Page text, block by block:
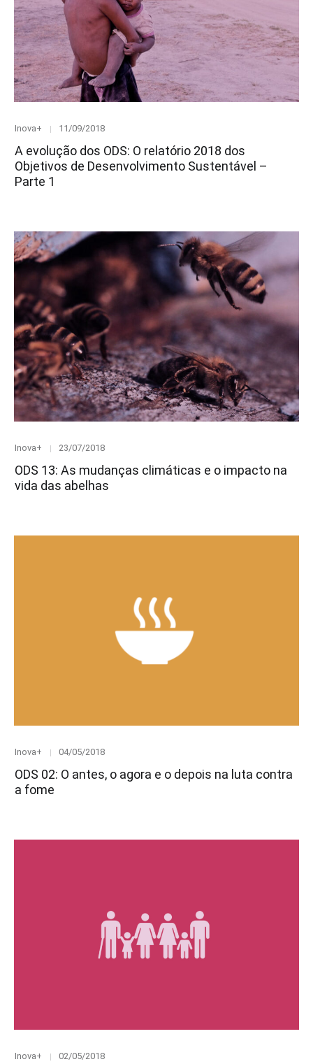
Category
Inova+
Posted
11/09/2018
A evolução dos ODS: O relatório 2018 dos
Objetivos de Desenvolvimento Sustentável –
Parte 1
Category
Inova+
Posted
23/07/2018
ODS 13: As mudanças climáticas e o impacto na
vida das abelhas
Category
Inova+
Posted
04/05/2018
ODS 02: O antes, o agora e o depois na luta contra
a fome
Category
Inova+
Posted
02/05/2018